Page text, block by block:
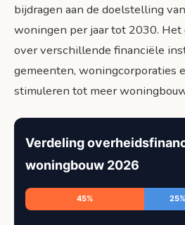
bijdragen aan de doelstelling
woningen per jaar tot 2030.
over verschillende financiële
gemeenten, woningcorporaties
stimuleren tot meer
Verdeling
woningbouw 2026
45% 25%